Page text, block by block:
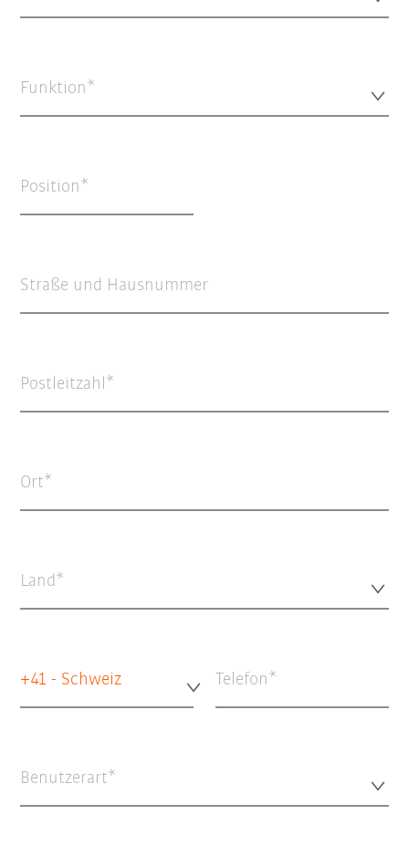
Funktion*
Position
Straße und Hausnummer
Postleitzahl
Ort
Land*
+41 - Schweiz Telefon
Benutzerart*